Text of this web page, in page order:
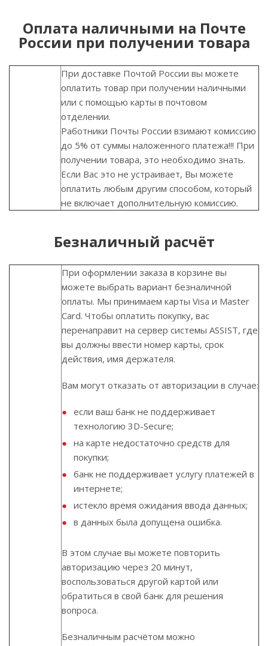
Оплата наличными на Почте
России при получении товара
При доставке Почтой России вы можете
оплатить товар при получении наличными
или с помощью карты в почтовом
отделении.
Работники Почты России взимают комиссию
до 5% от суммы наложенного платежа!!! При
получении товара, это необходимо знать.
Если Вас это не устраивает, Вы можете
оплатить любым другим способом, который
не включает дополнительную комиссию.
Безналичный расчёт
При оформлении заказа в корзине вы
можете выбрать вариант безналичной
оплаты. Мы принимаем карты Visa и Master
Card. Чтобы оплатить покупку, вас
перенаправит на сервер системы ASSIST, где
вы должны ввести номер карты, срок
действия, имя держателя.
Вам могут отказать от авторизации в случае:
если ваш банк не поддерживает
технологию 3D-Secure;
на карте недостаточно средств для
покупки;
банк не поддерживает услугу платежей в
интернете;
истекло время ожидания ввода данных;
в данных была допущена ошибка.
В этом случае вы можете повторить
авторизацию через 20 минут,
воспользоваться другой картой или
обратиться в свой банк для решения
вопроса.
Безналичным расчётом можно